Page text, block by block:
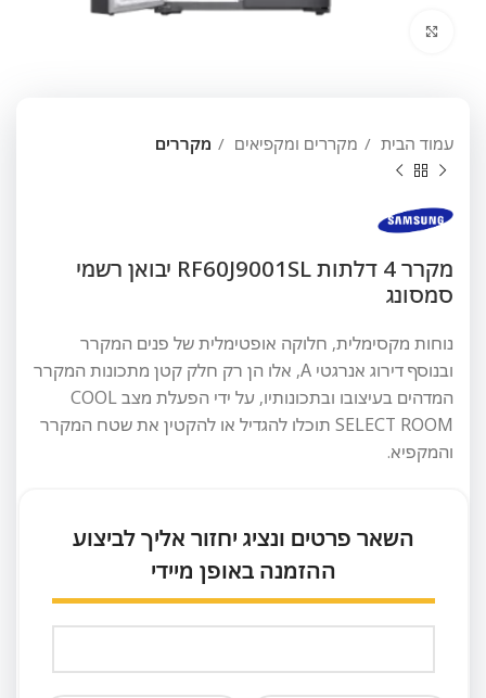
עמוד הבית מקררים ומקפיאים מקררים
מקרר 4 דלתות RF60J9001SL יבואן רשמי
סמסונג
נוחות מקסימלית, חלוקה אופטימלית של פנים המקרר
ובנוסף דירוג אנרגטי A, אלו הן רק חלק קטן מתכונות המקרר
המדהים בעיצובו ובתכונותיו, על ידי הפעלת מצב COOL
SELECT ROOM תוכלו להגדיל או להקטין את שטח המקרר
והמקפיא.
השאר פרטים ונציג יחזור אליך לביצוע
ההזמנה באופן מיידי